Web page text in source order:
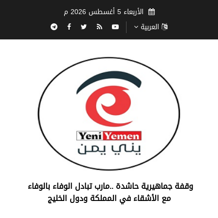
الأربعاء 5 أغسطس 2026 م
العربية
‏وقفة جماهيرية حاشدة ..مارب ‏تبادل الوفاء بالوفاء ‏
مع الأشقاء في المملكة ودول الخليج